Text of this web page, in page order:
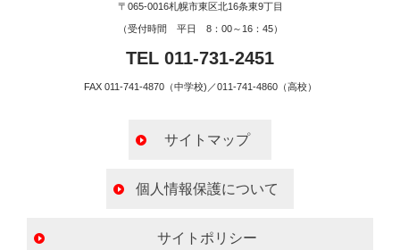
〒065-0016札幌市東区北16条東9丁目
（受付時間 平日 8：00～16：45）
TEL 011-731-2451
FAX 011-741-4870（中学校)／011-741-4860（高校）
サイトマップ
個人情報保護について
サイトポリシー